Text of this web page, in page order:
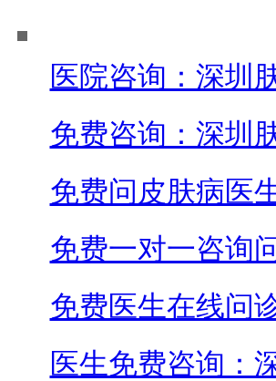
医院咨询：深圳
免费咨询：深圳
免费问皮肤病医
免费一对一咨询
免费医生在线问
医生免费咨询：